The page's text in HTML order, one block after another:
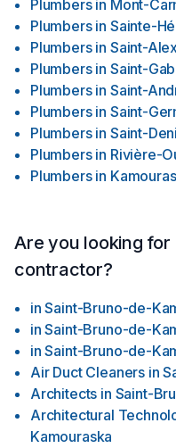
Plumbers in Mont-
Plumbers in Sainte-
Plumbers in Saint-
Plumbers in Saint-
Plumbers in Saint-
Plumbers in Saint-
Plumbers in Saint-
Plumbers in Rivière-
Plumbers in
Are you looking
contractor?
in Saint-Bruno-de-
in Saint-Bruno-de-
in Saint-Bruno-de-
Air Duct Cleaners in
Architects in Saint-
Architectural
Kamouraska